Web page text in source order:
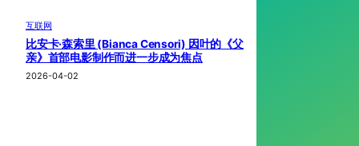
互联网
比安卡·森索里 (Bianca Censori) 因叶的《父
亲》首部电影制作而进一步成为焦点
2026-04-02